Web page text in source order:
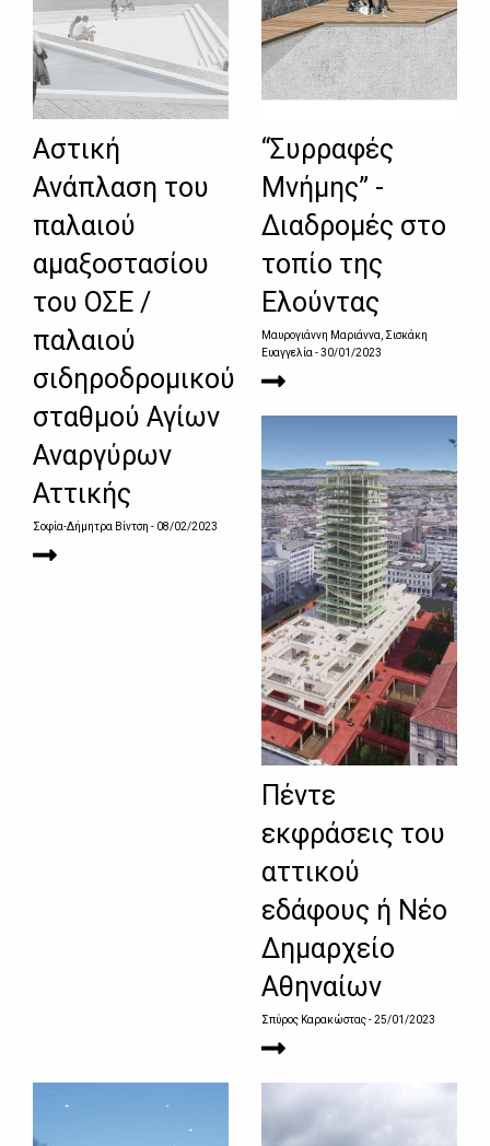
Αστική
Ανάπλαση του
παλαιού
αμαξοστασίου
του ΟΣΕ /
παλαιού
σιδηροδρομικού
σταθμού Αγίων
Αναργύρων
Αττικής
Σοφία-Δήμητρα Βίντση - 08/02/2023
“Συρραφές
Μνήμης” -
Διαδρομές στο
τοπίο της
Ελούντας
Μαυρογιάννη Μαριάννα, Σισκάκη
Ευαγγελία- 30/01/2023
Πέντε
εκφράσεις του
αττικού
εδάφους ή Νέο
Δημαρχείο
Αθηναίων
Σπύρος Καρακώστας- 25/01/2023